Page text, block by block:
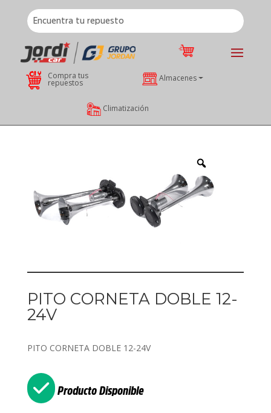
Compra tus
repuestos Almacenes
Climatización
PITO CORNETA DOBLE 12-
24V
PITO CORNETA DOBLE 12-24V
Producto Disponible